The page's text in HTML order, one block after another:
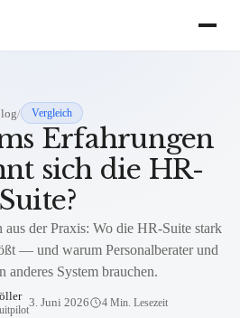
/ Vergleich
Erfahrungen
sich die HR-
Suite?
aus der Praxis: Wo die HR-Suite stark
— und warum Personalberater und
anderes System brauchen.
3. Juni 2026 4 Min. Lesezeit